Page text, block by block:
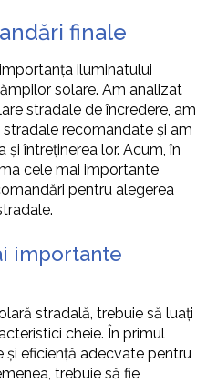
finale
iluminatului
solare. Am analizat
stradale de încredere, am
recomandate și am
întreținerea lor. Acum, în
cele mai importante
pentru alegerea
importante
stradală, trebuie să luați
cheie. În primul
și eficiență adecvate pentru
trebuie să fie